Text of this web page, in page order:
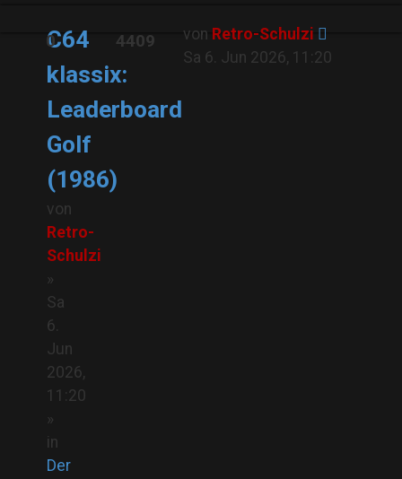
C64
klassix:
Leaderboard
Golf
(1986)
von
Retro-
Schulzi
»
Sa
6.
Jun
2026,
11:20
»
in
Der
0 4409 von Retro-Schulzi
Sa 6. Jun 2026, 11:20